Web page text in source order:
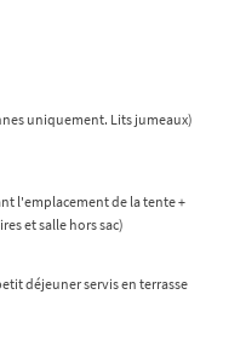
uniquement. Lits jumeaux)
l'emplacement de la tente +
et salle hors sac)
déjeuner servis en terrasse